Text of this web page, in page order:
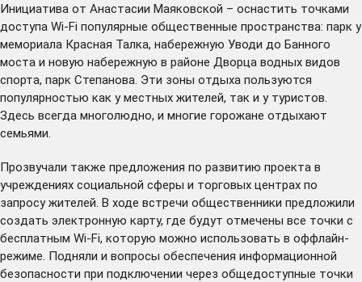
Инициатива от Анастасии Маяковской – оснастить точками
доступа Wi-Fi популярные общественные пространства: парк у
мемориала Красная Талка, набережную Уводи до Банного
моста и новую набережную в районе Дворца водных видов
спорта, парк Степанова. Эти зоны отдыха пользуются
популярностью как у местных жителей, так и у туристов.
Здесь всегда многолюдно, и многие горожане отдыхают
семьями.
Прозвучали также предложения по развитию проекта в
учреждениях социальной сферы и торговых центрах по
запросу жителей. В ходе встречи общественники предложили
создать электронную карту, где будут отмечены все точки с
бесплатным Wi-Fi, которую можно использовать в оффлайн-
режиме. Подняли и вопросы обеспечения информационной
безопасности при подключении через общедоступные точки